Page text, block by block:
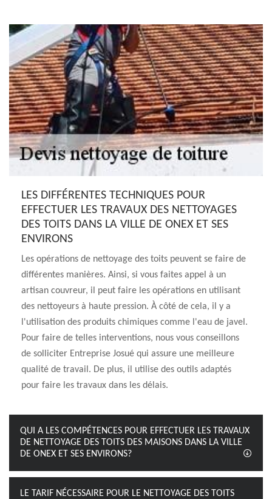
LES DIFFÉRENTES TECHNIQUES POUR
EFFECTUER LES TRAVAUX DES NETTOYAGES
DES TOITS DANS LA VILLE DE ONEX ET SES
ENVIRONS
Les opérations de nettoyage des toits peuvent se faire de
différentes manières. Ainsi, si vous faites appel à un
artisan couvreur, il peut faire les opérations en utilisant
des nettoyeurs à haute pression. À côté de cela, il y a
l'utilisation des produits chimiques comme l'eau de javel.
Pour faire de telles interventions, nous vous conseillons
de solliciter Entreprise Josué qui assure une meilleure
qualité de travail. De plus, il utilise des outils adaptés
pour faire les travaux dans les délais.
QUI A LES COMPÉTENCES POUR EFFECTUER LES TRAVAUX
DE NETTOYAGE DES TOITS DES MAISONS DANS LA VILLE
DE ONEX ET SES ENVIRONS?
LE TARIF NÉCESSAIRE POUR LE NETTOYAGE DES TOITS